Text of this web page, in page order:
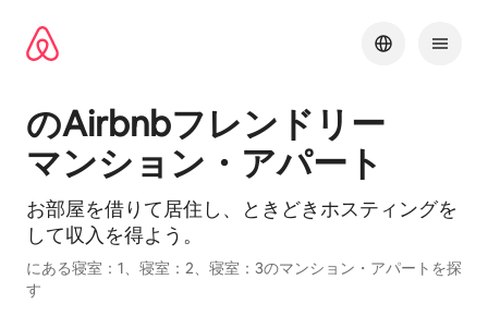
キッ
のAirbnbフ⁠レ⁠ン⁠ド⁠リ⁠ー
マ⁠ン⁠シ⁠ョ⁠ン⁠・ア⁠パ⁠ー⁠ト
お部屋を借⁠り⁠て居⁠住⁠し⁠、ときどきホスティングを
して収⁠入⁠を得⁠よ⁠う。
にある寝室：1、寝室：2、寝室：3のマンション・アパートを探
す